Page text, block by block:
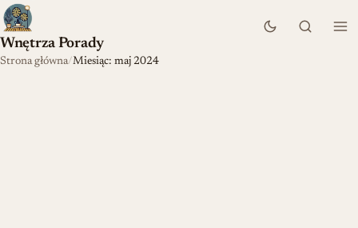
Wnętrza Porady
Strona główna Miesiąc: maj 2024